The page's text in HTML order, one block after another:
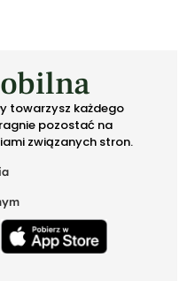
towarzysz każdego
pozostać na
związanych stron.